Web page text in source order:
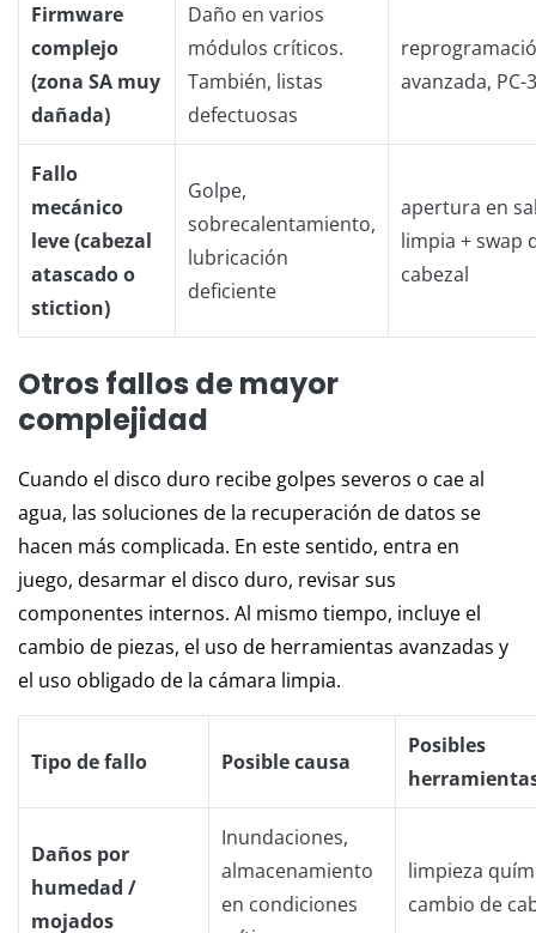
Firmware
complejo
(zona SA muy
dañada)
Daño en varios
módulos críticos.
También, listas
defectuosas
avanzada, PC-
Fallo
mecánico
leve (cabezal
atascado o
stiction)
Golpe,
sobrecalentamiento,
lubricación
deficiente
apertura en
limpia + swap
cabezal
Otros fallos de mayor
complejidad
Cuando el disco duro recibe golpes severos o cae al
agua, las soluciones de la recuperación de datos se
hacen más complicada. En este sentido, entra en
juego, desarmar el disco duro, revisar sus
componentes internos. Al mismo tiempo, incluye el
cambio de piezas, el uso de herramientas avanzadas y
el uso obligado de la cámara limpia.
Tipo de fallo Posible causa
Posibles
Daños por
humedad /
mojados
Inundaciones,
almacenamiento
en condiciones
limpieza
cambio de